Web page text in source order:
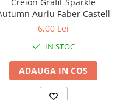
confortabil.
artistice, acest set ofera
si estetica.
sau o descriere scurta
Creion Grafit Sparkle
Auriu Faber Castell
6,00 Lei
IN STOC
ADAUGA IN COS